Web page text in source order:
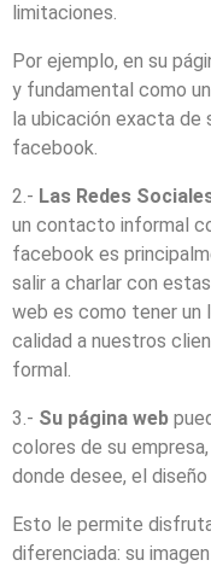
limitaciones.
Por ejemplo, en su
y fundamental como
la ubicación exacta de
facebook.
2.- Las Redes
un contacto informal
facebook es
salir a charlar con
web es como tener un
calidad a nuestros
formal.
3.- Su página web
colores de su
donde desee, el
Esto le permite
diferenciada: su